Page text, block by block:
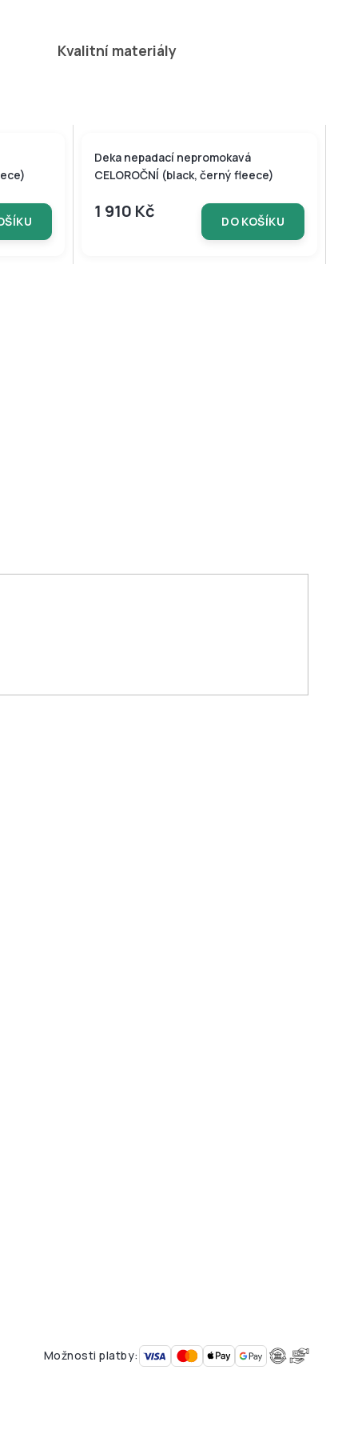
Kvalitní materiály
Deka nepadací nepromokavá
CELOROČNÍ (black, černý fleece)
1 910 Kč DO KOŠÍKU
Možnosti platby: